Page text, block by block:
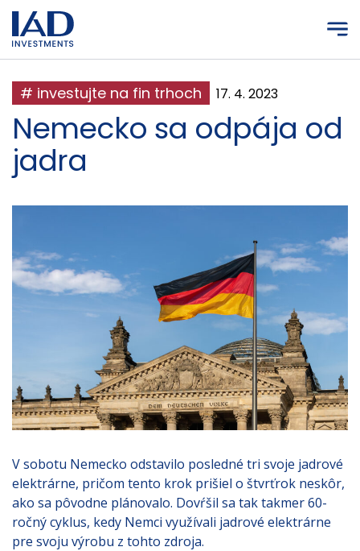
Prejsť na hlavný obsah
# investujte na fin trhoch 17. 4. 2023
Nemecko sa odpája od
jadra
V sobotu Nemecko odstavilo posledné tri svoje jadrové
elektrárne, pričom tento krok prišiel o štvrťrok neskôr,
ako sa pôvodne plánovalo. Dovŕšil sa tak takmer 60-
ročný cyklus, kedy Nemci využívali jadrové elektrárne
pre svoju výrobu z tohto zdroja.